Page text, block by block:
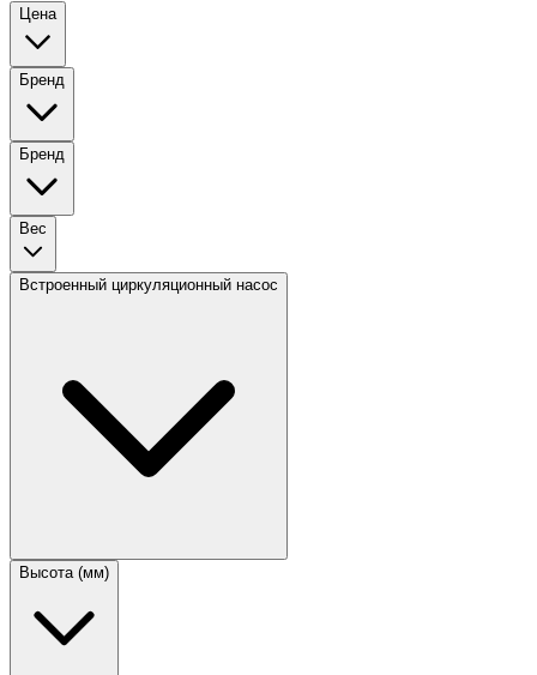
Цена
Бренд
Бренд
Вес
Встроенный циркуляционный насос
Высота (мм)